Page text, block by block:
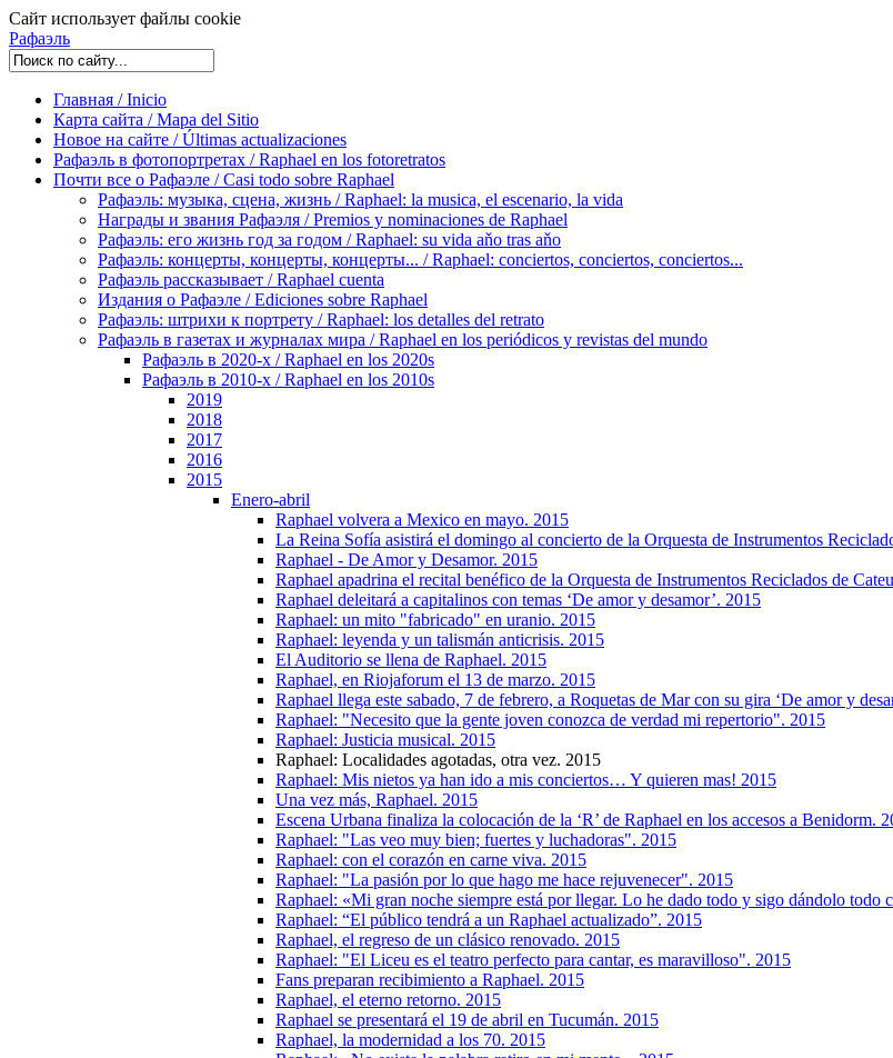
Сайт использует файлы cookie
Рафаэль
Главная / Inicio
Карта сайта / Mapa del Sitio
Новое на сайте / Últimas actualizaciones
Рафаэль в фотопортретах / Raphael en los fotoretratos
Почти все о Рафаэле / Casi todo sobre Raphael
Рафаэль: музыка, сцена, жизнь / Raphael: la musica, el escenario, la vida
Награды и звания Рафаэля / Premios y nominaciones de Raphael
Рафаэль: его жизнь год за годом / Raphael: su vida aňo tras aňo
Рафаэль: концерты, концерты, концерты... / Raphael: conciertos, сonciertos, сonciertos...
Рафаэль рассказывает / Raphael cuenta
Издания о Рафаэле / Ediciones sobre Raphael
Рафаэль: штрихи к портрету / Raphael: los detalles del retrato
Рафаэль в газетах и журналах мира / Raphael en los periódicos y revistas del mundo
Рафаэль в 2020-х / Raphael en los 2020s
Рафаэль в 2010-х / Raphael en los 2010s
2019
2018
2017
2016
2015
Enero-abril
Raphael volvera a Mexico en mayo. 2015
La Reina Sofía asistirá el domingo al concierto de la Orquesta de Instrumentos
Raphael - De Amor y Desamor. 2015
Raphael apadrina el recital benéfico de la Orquesta de Instrumentos Reciclados de
Raphael deleitará a capitalinos con temas ‘De amor y desamor’. 2015
Raphael: un mito "fabricado" en uranio. 2015
Raphael: leyenda y un talismán anticrisis. 2015
El Auditorio se llena de Raphael. 2015
Raphael, en Riojaforum el 13 de marzo. 2015
Raphael llega este sabado, 7 de febrero, a Roquetas de Mar con su gira ‘De amor y
Raphael: "Necesito que la gente joven conozca de verdad mi repertorio". 2015
Raphael: Justicia musical. 2015
Raphael: Localidades agotadas, otra vez. 2015
Raphael: Mis nietos ya han ido a mis conciertos… Y quieren mas! 2015
Una vez más, Raphael. 2015
Escena Urbana finaliza la colocación de la ‘R’ de Raphael en los accesos a Benidorm.
Raphael: "Las veo muy bien; fuertes y luchadoras". 2015
Raphael: con el corazón en carne viva. 2015
Raphael: "La pasión por lo que hago me hace rejuvenecer". 2015
Raphael: «Mi gran noche siempre está por llegar. Lo he dado todo y sigo dándolo todo
Raphael: “El público tendrá a un Raphael actualizado”. 2015
Raphael, el regreso de un clásico renovado. 2015
Raphael: "El Liceu es el teatro perfecto para cantar, es maravilloso". 2015
Fans preparan recibimiento a Raphael. 2015
Raphael, el eterno retorno. 2015
Raphael se presentará el 19 de abril en Tucumán. 2015
Raphael, la modernidad a los 70. 2015